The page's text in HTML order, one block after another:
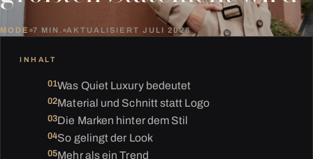
MODE 7 MIN. AKTUALISIERT JULI 2026
INHALT
Was Quiet Luxury bedeutet
Material und Schnitt statt Logo
Die Marken hinter dem Stil
So gelingt der Look
Mehr als ein Trend